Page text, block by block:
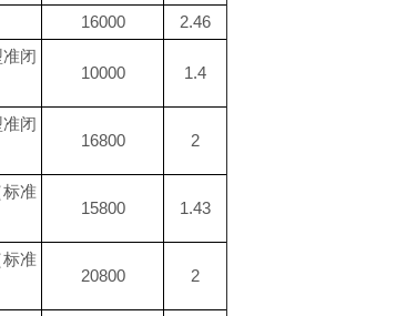
16000 2.46
闭
10000 1.4
闭
16800 2
准
15800 1.43
准
20800 2